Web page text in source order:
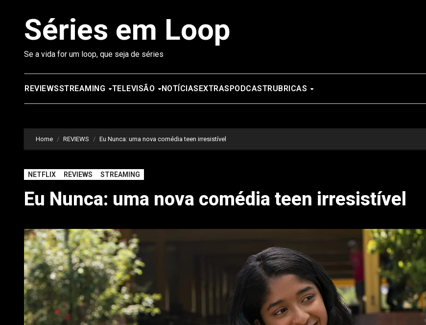
Séries em Loop
Se a vida for um loop, que seja de séries
REVIEWSSTREAMING TELEVISÃO NOTÍCIASEXTRASPODCASTRUBRICAS
Home REVIEWS Eu Nunca: uma nova comédia teen irresistível
NETFLIX REVIEWS STREAMING
Eu Nunca: uma nova comédia teen irresistível